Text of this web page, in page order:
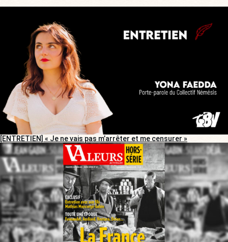
[ENTRETIEN] « Je ne vais pas m’arrêter et me censurer »